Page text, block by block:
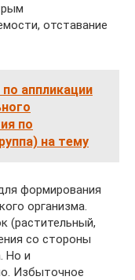
отставание
аппликации
по
на тему
формирования
организма.
(растительный,
со стороны
Но и
Избыточное